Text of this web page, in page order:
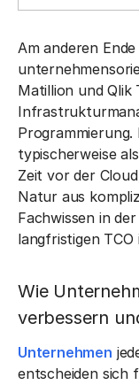
Am anderen
Matillion und Qlik
Programmierung.
typischerweise
Zeit vor der
Natur aus
Fachwissen in
langfristigen TCO
Wie
verbessern
Unternehmen
entscheiden sich